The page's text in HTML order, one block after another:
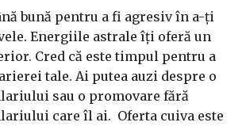
bună pentru a fi agresiv în a-ți
Energiile astrale îți oferă un
Cred că este timpul pentru a
tale. Ai putea auzi despre o
sau o promovare fără
care îl ai. Oferta cuiva este